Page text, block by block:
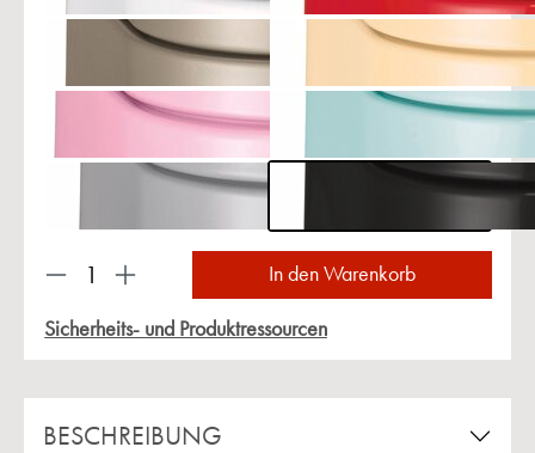
Produkt Anzahl: Gib den gewünschten Wert
In den Warenkorb
Sicherheits- und Produktressourcen
BESCHREIBUNG